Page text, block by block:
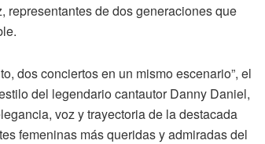
representantes de dos generaciones que
dos conciertos en un mismo escenario”, el
del legendario cantautor Danny Daniel,
voz y trayectoria de la destacada
femeninas más queridas y admiradas del